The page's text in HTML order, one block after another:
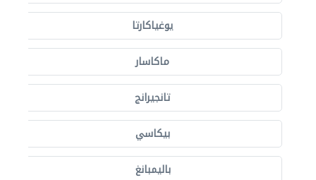
يوغياكارتا
ماكاسار
تانجيرانج
بيكاسي
باليمبانغ